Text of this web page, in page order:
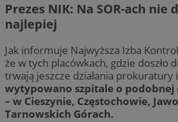
Prezes NIK: Na SOR-ach nie
najlepiej
Jak informuje Najwyższa Izba
że w tych placówkach, gdzie doszło
trwają jeszcze działania prokuratury
wytypowano szpitale o
– w Cieszynie, Częstochowie,
Tarnowskich Górach.